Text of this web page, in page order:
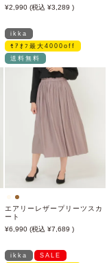
2,990
3,289
ikka
ﾓｱｵﾌ最大4000off
送料無料
エアリーレザープリーツスカ
ート
6,990
7,689
ikka
SALE